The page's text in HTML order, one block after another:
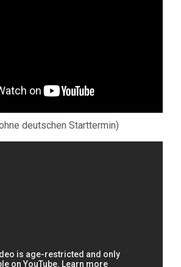
deutschen Starttermin)